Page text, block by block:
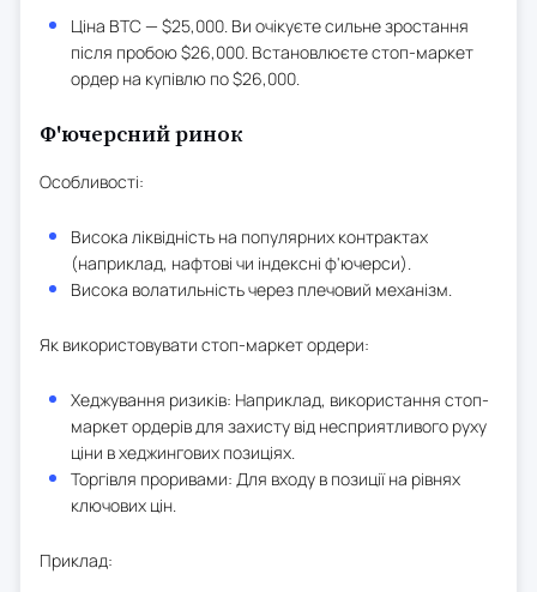
Ціна BTC — $25,000. Ви очікуєте сильне зростання
після пробою $26,000. Встановлюєте стоп-маркет
ордер на купівлю по $26,000.
Ф'ючерсний ринок
Особливості:
Висока ліквідність на популярних контрактах
(наприклад, нафтові чи індексні ф'ючерси).
Висока волатильність через плечовий механізм.
Як використовувати стоп-маркет ордери:
Хеджування ризиків: Наприклад, використання стоп-
маркет ордерів для захисту від несприятливого руху
ціни в хеджингових позиціях.
Торгівля проривами: Для входу в позиції на рівнях
ключових цін.
Приклад: